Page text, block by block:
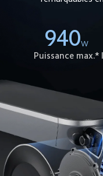
940W
Puissance max.*